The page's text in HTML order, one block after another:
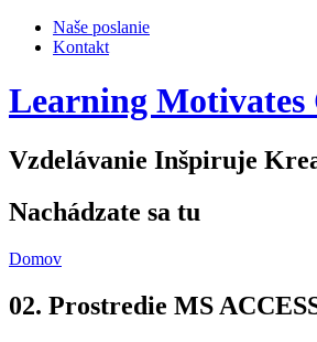
Naše poslanie
Kontakt
Learning
Vzdelávanie Inšpiruje
Nachádzate sa tu
Domov
02. Prostredie MS